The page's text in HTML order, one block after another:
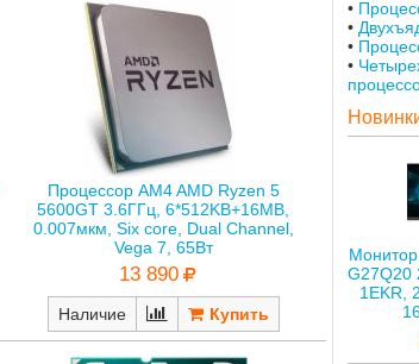
Процессор AM4 AMD Ryzen 5
5600GT 3.6ГГц, 6*512KB+16MB,
0.007мкм, Six core, Dual Channel,
Vega 7, 65Вт
13 890
Наличие
G27Q20
1EKR,